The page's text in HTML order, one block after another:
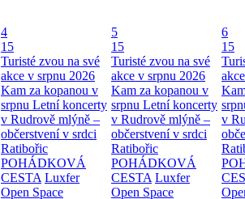
4
15
Turisté zvou na své
akce v srpnu 2026
Kam za kopanou v
srpnu Letní koncerty
v Rudrově mlýně –
občerstvení v srdci
Ratibořic
POHÁDKOVÁ
CESTA Luxfer
Open Space
5
15
Turisté zvou na své
akce v srpnu 2026
Kam za kopanou v
srpnu Letní koncerty
v Rudrově mlýně –
občerstvení v srdci
Ratibořic
POHÁDKOVÁ
CESTA Luxfer
Open Space
6
15
v